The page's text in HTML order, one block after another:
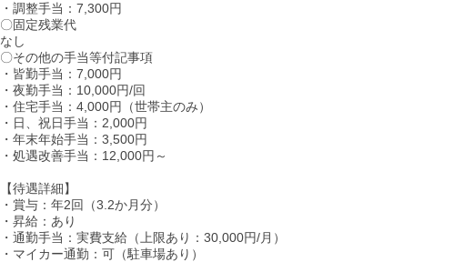
・調整手当：7,300円
〇固定残業代
なし
〇その他の手当等付記事項
・皆勤手当：7,000円
・夜勤手当：10,000円/回
・住宅手当：4,000円（世帯主のみ）
・日、祝日手当：2,000円
・年末年始手当：3,500円
・処遇改善手当：12,000円～
【待遇詳細】
・賞与：年2回（3.2か月分）
・昇給：あり
・通勤手当：実費支給（上限あり：30,000円/月）
・マイカー通勤：可（駐車場あり）